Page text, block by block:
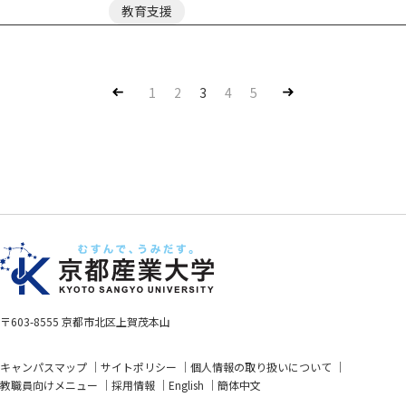
教育支援
Pre 1 2 3 4 5 Nex
〒603-8555 京都市北区上賀茂本山
キャンパスマップ サイトポリシー
個人情報の取り扱いについて
教職員向けメニュー
採用情報 English 簡体中文